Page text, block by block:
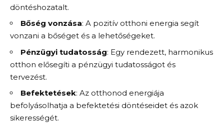
döntéshozatalt.
Bőség vonzása: A pozitív otthoni energia segít
vonzani a bőséget és a lehetőségeket.
Pénzügyi tudatosság: Egy rendezett, harmonikus
otthon elősegíti a pénzügyi tudatosságot és
tervezést.
Befektetések: Az otthonod energiája
befolyásolhatja a befektetési döntéseidet és azok
sikerességét.